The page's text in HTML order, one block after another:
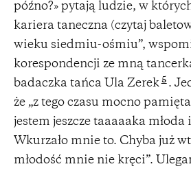
późno?» pytają ludzie, w
kariera taneczna (czytaj
wieku siedmiu-ośmiu”,
korespondencji ze mną
badaczka tańca Ula Zerek 5 .
że „z tego czasu mocno
jestem jeszcze taaaaaka młoda
Wkurzało mnie to. Chyba już
młodość mnie nie kręci”.